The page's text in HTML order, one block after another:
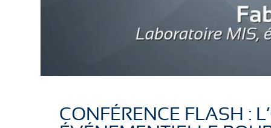
CONFÉRENCE FLASH :